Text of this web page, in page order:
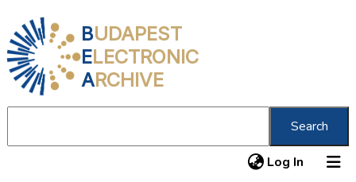
BUDAPEST
ELECTRONIC
ARCHIVE
Search
Log In (current)